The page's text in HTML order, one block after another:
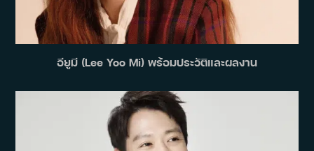
อียูมี (Lee Yoo Mi) พร้อมประวัติและผลงาน